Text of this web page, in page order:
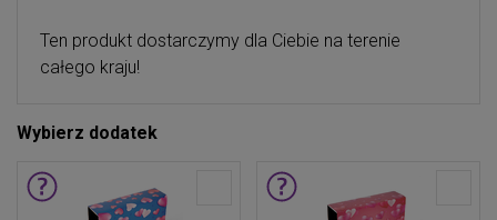
Ten produkt dostarczymy dla Ciebie na terenie
całego kraju!
Wybierz dodatek